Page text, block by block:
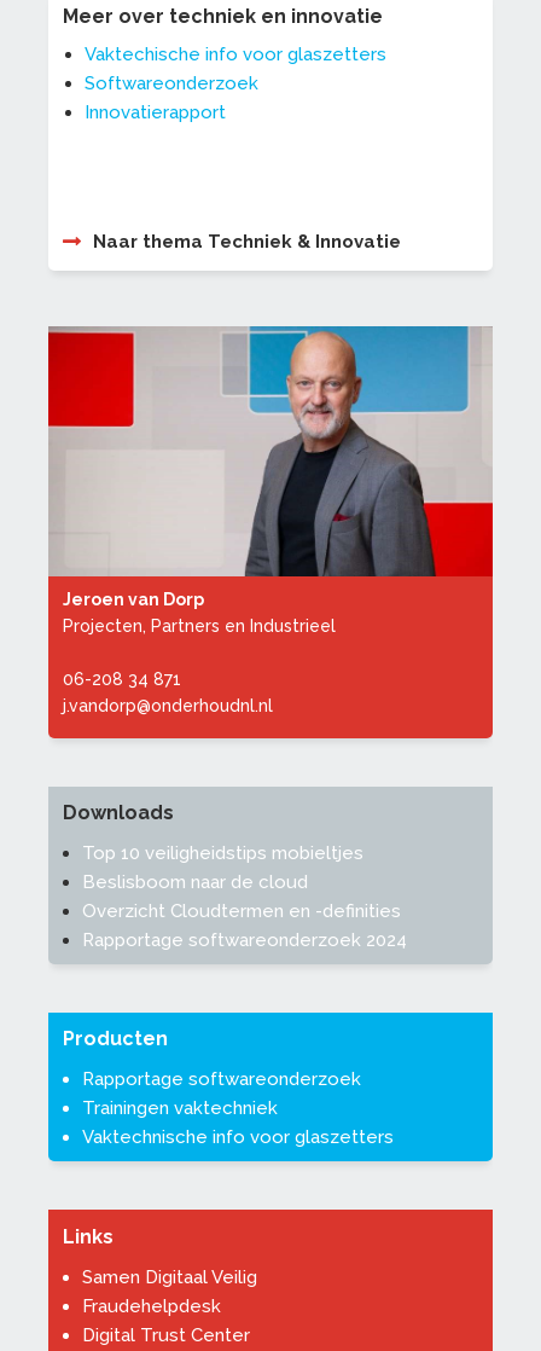
Meer over techniek en innovatie
Vaktechische info voor glaszetters
Softwareonderzoek
Innovatierapport
Naar thema Techniek & Innovatie
Jeroen van Dorp
Projecten, Partners en Industrieel
06-208 34 871
j.vandorp@onderhoudnl.nl
Downloads
Top 10 veiligheidstips mobieltjes
Beslisboom naar de cloud
Overzicht Cloudtermen en -definities
Rapportage softwareonderzoek 2024
Producten
Rapportage softwareonderzoek
Trainingen vaktechniek
Vaktechnische info voor glaszetters
Links
Samen Digitaal Veilig
Fraudehelpdesk
Digital Trust Center